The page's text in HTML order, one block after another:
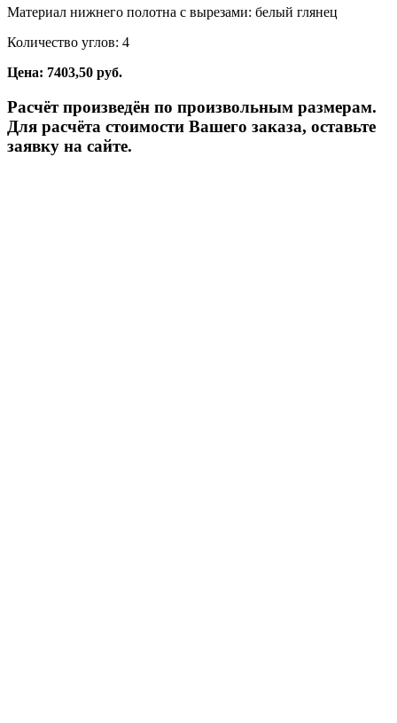
Материал нижнего полотна с вырезами: белый глянец
Количество углов: 4
Цена: 7403,50 руб.
Расчёт произведён по произвольным размерам.
Для расчёта стоимости Вашего заказа, оставьте
заявку на сайте.